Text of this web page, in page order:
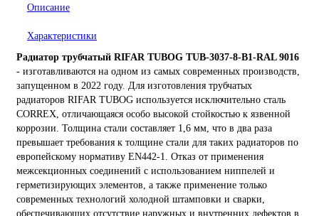
Описание
Характеристики
Радиатор трубчатый RIFAR TUBOG TUB-3037-8-B1-RAL 9016
- изготавливаются на одном из самых современных производств,
запущенном в 2022 году. Для изготовления трубчатых
радиаторов RIFAR TUBOG используется исключительно сталь
CORREX, отличающаяся особо высокой стойкостью к язвенной
коррозии. Толщина стали составляет 1,6 мм, что в два раза
превышает требования к толщине стали для таких радиаторов по
европейскому нормативу EN442-1. Отказ от применения
межсекционных соединений с использованием ниппелей и
герметизирующих элементов, а также применение только
современных технологий холодной штамповки и сварки,
обеспечивающих отсутствие наружных и внутренних дефектов в